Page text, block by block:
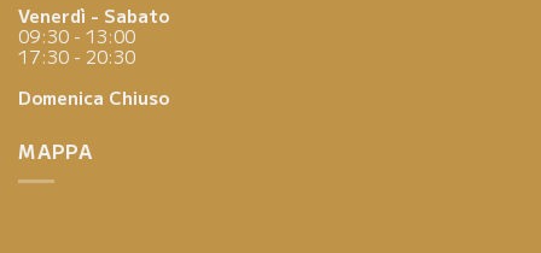
Venerdì - Sabato
09:30 - 13:00
17:30 - 20:30
Domenica Chiuso
MAPPA